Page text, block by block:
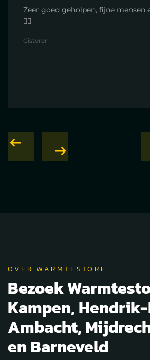
Zeer goed geholpen, fijne mensen
👍🏻
Gisteren
OVER WARMTESTORE
Bezoek
Kampen,
Ambacht,
en Barneveld